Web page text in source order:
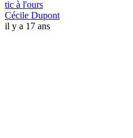
tic à l'ours
Cécile Dupont
il y a 17 ans